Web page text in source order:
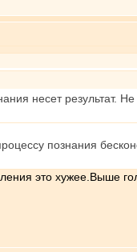
несет результат.
познания
это хужее.Выше